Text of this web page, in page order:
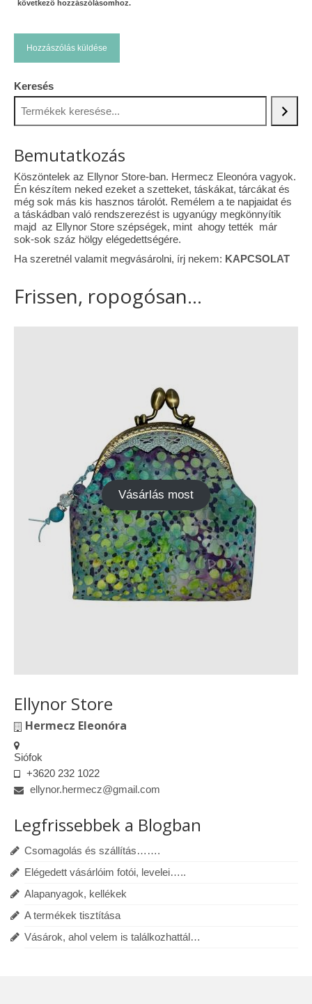
következő hozzászólásomhoz.
Keresés
Bemutatkozás
Köszöntelek az Ellynor Store-ban. Hermecz Eleonóra vagyok.
Én készítem neked ezeket a szetteket, táskákat, tárcákat és
még sok más kis hasznos tárolót. Remélem a te napjaidat és
a táskádban való rendszerezést is ugyanúgy megkönnyítik
majd az Ellynor Store szépségek, mint ahogy tették már
sok-sok száz hölgy elégedettségére.
Ha szeretnél valamit megvásárolni, írj nekem: KAPCSOLAT
Frissen, ropogósan...
Vásárlás most
Ellynor Store
Hermecz Eleonóra
Siófok
+3620 232 1022
ellynor.hermecz@gmail.com
Legfrissebbek a Blogban
Csomagolás és szállítás…….
Elégedett vásárlóim fotói, levelei…..
Alapanyagok, kellékek
A termékek tisztítása
Vásárok, ahol velem is találkozhattál…